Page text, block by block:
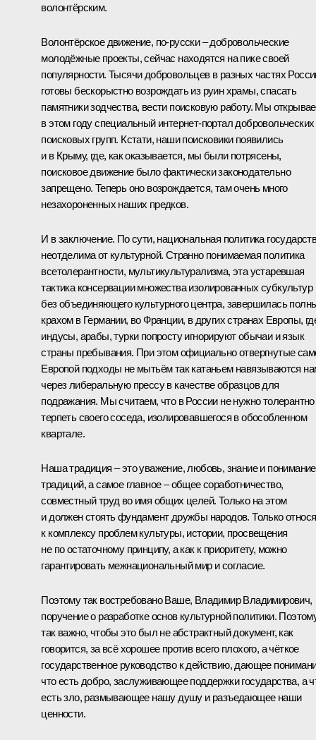
волонтёрским.
Волонтёрское движение, по‑русски – добровольческие
молодёжные проекты, сейчас находятся на пике своей
популярности. Тысячи добровольцев в разных частях
готовы бескорыстно возрождать из руин храмы, спасать
памятники зодчества, вести поисковую работу. Мы
в этом году специальный интернет-портал добровольческих
поисковых групп. Кстати, наши поисковики появились
и в Крыму, где, как оказывается, мы были потрясены,
поисковое движение было фактически законодательно
запрещено. Теперь оно возрождается, там очень много
незахороненных наших предков.
И в заключение. По сути, национальная политика
неотделима от культурной. Странно понимаемая политика
всетолерантности, мультикультурализма, эта устаревшая
тактика консервации множества изолированных субкультур
без объединяющего культурного центра, завершилась
крахом в Германии, во Франции, в других странах Европы,
индусы, арабы, турки попросту игнорируют обычаи и язык
страны пребывания. При этом официально отвергнутые
Европой подходы не мытьём так катаньем навязываются
через либеральную прессу в качестве образцов для
подражания. Мы считаем, что в России не нужно толерантно
терпеть своего соседа, изолировавшегося в обособленном
квартале.
Наша традиция – это уважение, любовь, знание и понимание
традиций, а самое главное – общее соработничество,
совместный труд во имя общих целей. Только на этом
и должен стоять фундамент дружбы народов. Только
к комплексу проблем культуры, истории, просвещения
не по остаточному принципу, а как к приоритету, можно
гарантировать межнациональный мир и согласие.
Поэтому так востребовано Ваше, Владимир Владимирович,
поручение о разработке основ культурной политики.
так важно, чтобы это был не абстрактный документ, как
говорится, за всё хорошее против всего плохого, а чёткое
государственное руководство к действию, дающее
что есть добро, заслуживающее поддержки государства, а
есть зло, размывающее нашу душу и разъедающее наши
ценности.